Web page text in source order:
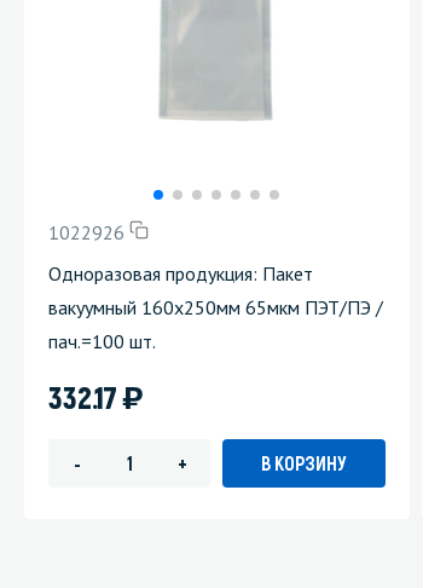
1022926
Одноразовая продукция: Пакет
вакуумный 160х250мм 65мкм ПЭТ/ПЭ /
пач.=100 шт.
332.17)
- + В КОРЗИНУ